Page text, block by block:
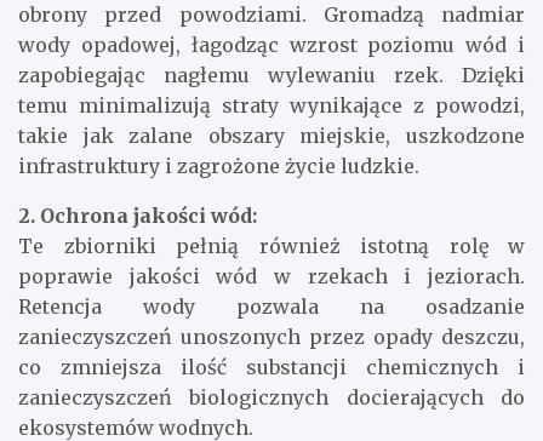
obrony przed powodziami. Gromadzą nadmiar
wody opadowej, łagodząc wzrost poziomu wód i
zapobiegając nagłemu wylewaniu rzek. Dzięki
temu minimalizują straty wynikające z powodzi,
takie jak zalane obszary miejskie, uszkodzone
infrastruktury i zagrożone życie ludzkie.
2. Ochrona jakości wód:
Te zbiorniki pełnią również istotną rolę w
poprawie jakości wód w rzekach i jeziorach.
Retencja wody pozwala na osadzanie
zanieczyszczeń unoszonych przez opady deszczu,
co zmniejsza ilość substancji chemicznych i
zanieczyszczeń biologicznych docierających do
ekosystemów wodnych.